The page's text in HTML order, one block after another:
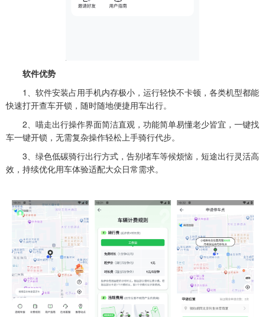
软件优势
1、软件安装占用手机内存极小，运行轻快不卡顿，各类机型都能
快速打开查车开锁，随时随地便捷用车出行。
2、喵走出行操作界面简洁直观，功能简单易懂老少皆宜，一键找
车一键开锁，无需复杂操作轻松上手骑行代步。
3、绿色低碳骑行出行方式，告别堵车等候烦恼，短途出行灵活高
效，持续优化用车体验适配大众日常需求。